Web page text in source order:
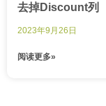
去掉Discount列
2023年9月26日
阅读更多»